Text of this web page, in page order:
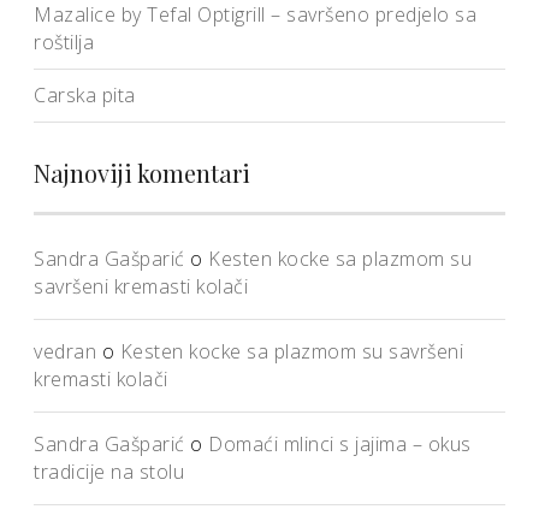
Mazalice by Tefal Optigrill – savršeno predjelo sa
roštilja
Carska pita
Najnoviji komentari
Sandra Gašparić o Kesten kocke sa plazmom su
savršeni kremasti kolači
vedran o Kesten kocke sa plazmom su savršeni
kremasti kolači
Sandra Gašparić o Domaći mlinci s jajima – okus
tradicije na stolu